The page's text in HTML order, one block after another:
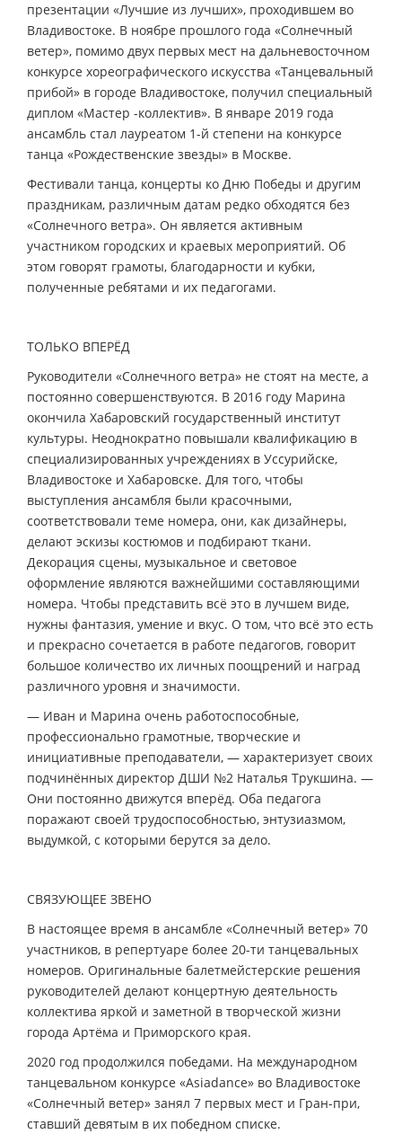
презентации «Лучшие из лучших», проходившем во
Владивостоке. В ноябре прошлого года «Солнечный
ветер», помимо двух первых мест на дальневосточном
конкурсе хореографического искусства «Танцевальный
прибой» в городе Владивостоке, получил специальный
диплом «Мастер -коллектив». В январе 2019 года
ансамбль стал лауреатом 1-й степени на конкурсе
танца «Рождественские звезды» в Москве.
Фестивали танца, концерты ко Дню Победы и другим
праздникам, различным датам редко обходятся без
«Солнечного ветра». Он является активным
участником городских и краевых мероприятий. Об
этом говорят грамоты, благодарности и кубки,
полученные ребятами и их педагогами.
ТОЛЬКО ВПЕРЁД
Руководители «Солнечного ветра» не стоят на месте, а
постоянно совершенствуются. В 2016 году Марина
окончила Хабаровский государственный институт
культуры. Неоднократно повышали квалификацию в
специализированных учреждениях в Уссурийске,
Владивостоке и Хабаровске. Для того, чтобы
выступления ансамбля были красочными,
соответствовали теме номера, они, как дизайнеры,
делают эскизы костюмов и подбирают ткани.
Декорация сцены, музыкальное и световое
оформление являются важнейшими составляющими
номера. Чтобы представить всё это в лучшем виде,
нужны фантазия, умение и вкус. О том, что всё это есть
и прекрасно сочетается в работе педагогов, говорит
большое количество их личных поощрений и наград
различного уровня и значимости.
— Иван и Марина очень работоспособные,
профессионально грамотные, творческие и
инициативные преподаватели, — характеризует своих
подчинённых директор ДШИ №2 Наталья Трукшина. —
Они постоянно движутся вперёд. Оба педагога
поражают своей трудоспособностью, энтузиазмом,
выдумкой, с которыми берутся за дело.
СВЯЗУЮЩЕЕ ЗВЕНО
В настоящее время в ансамбле «Солнечный ветер» 70
участников, в репертуаре более 20-ти танцевальных
номеров. Оригинальные балетмейстерские решения
руководителей делают концертную деятельность
коллектива яркой и заметной в творческой жизни
города Артёма и Приморского края.
2020 год продолжился победами. На международном
танцевальном конкурсе «Asiadance» во Владивостоке
«Солнечный ветер» занял 7 первых мест и Гран-при,
ставший девятым в их победном списке.